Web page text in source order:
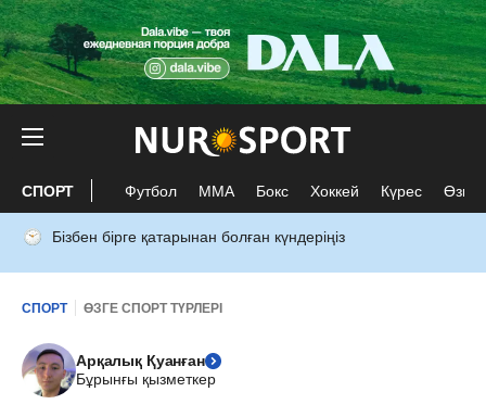
СПОРТ Футбол ММА Бокс Хоккей Күрес Өзге
Бізбен бірге қатарынан болған күндеріңіз
СПОРТ ӨЗГЕ СПОРТ ТҮРЛЕРІ
Арқалық Қуанған
Бұрынғы қызметкер